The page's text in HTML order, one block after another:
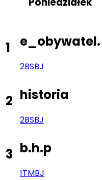
1 e_obywatel.
2BSBJ
2 historia
2BSBJ
3 b.h.p
1TMBJ